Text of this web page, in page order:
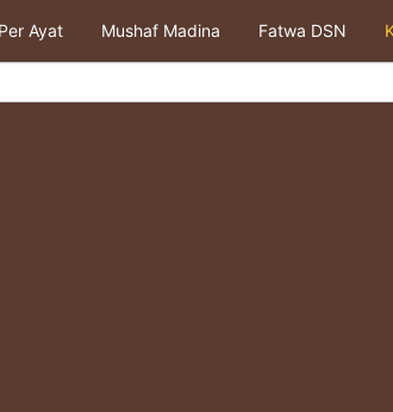
Ayat Mushaf Madina Fatwa DSN